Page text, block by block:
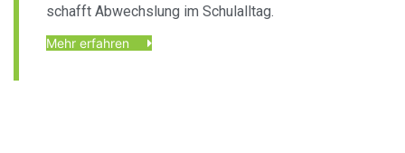
schafft Abwechslung im Schulalltag.
Mehr erfahren